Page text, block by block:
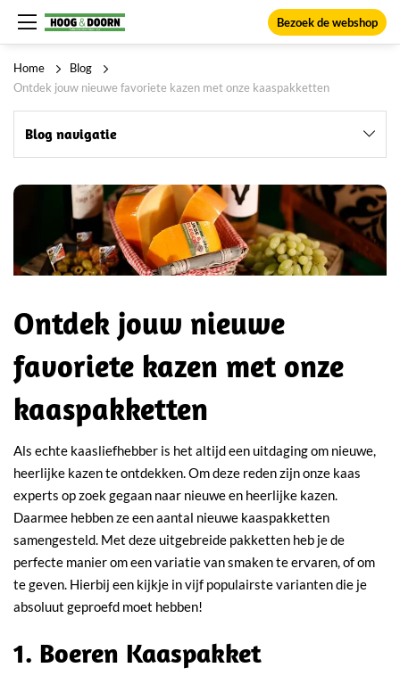
Bezoek de webshop
Home
Blog
Ontdek jouw nieuwe favoriete kazen met onze kaaspakketten
Ontdek jouw nieuwe
favoriete kazen met onze
kaaspakketten
Als echte kaasliefhebber is het altijd een uitdaging om nieuwe,
heerlijke kazen te ontdekken. Om deze reden zijn onze kaas
experts op zoek gegaan naar nieuwe en heerlijke kazen.
Daarmee hebben ze een aantal nieuwe kaaspakketten
samengesteld. Met deze uitgebreide pakketten heb je de
perfecte manier om een variatie van smaken te ervaren, of om
te geven. Hierbij een kijkje in vijf populairste varianten die je
absoluut geproefd moet hebben!
1. Boeren Kaaspakket
Blog navigatie